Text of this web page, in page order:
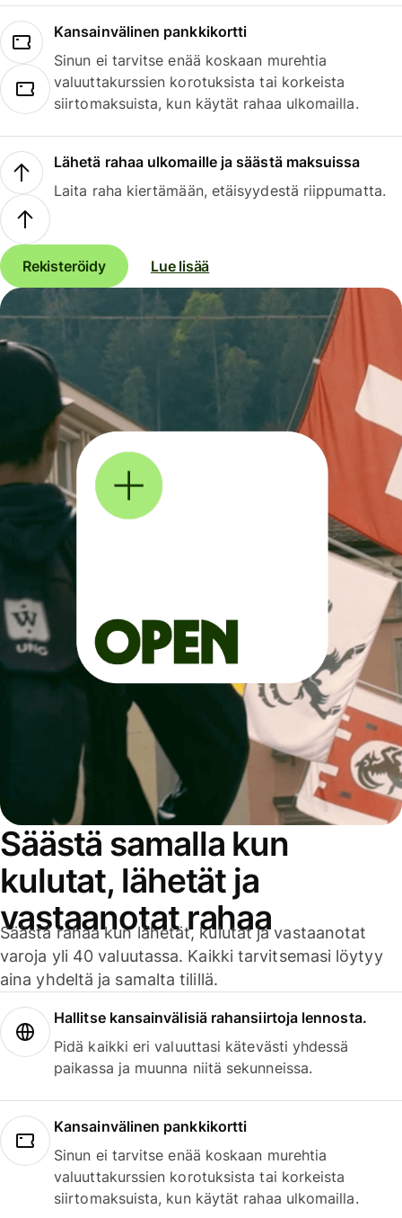
Kansainvälinen pankkikortti
Sinun ei tarvitse enää koskaan murehtia
valuuttakurssien korotuksista tai korkeista
siirtomaksuista, kun käytät rahaa ulkomailla.
Lähetä rahaa ulkomaille ja säästä maksuissa
Laita raha kiertämään, etäisyydestä riippumatta.
Rekisteröidy Lue lisää
Säästä samalla kun
kulutat, lähetät ja
vastaanotat rahaa
Säästä rahaa kun lähetät, kulutat ja vastaanotat
varoja yli 40 valuutassa. Kaikki tarvitsemasi löytyy
aina yhdeltä ja samalta tilillä.
Hallitse kansainvälisiä rahansiirtoja lennosta.
Pidä kaikki eri valuuttasi kätevästi yhdessä
paikassa ja muunna niitä sekunneissa.
Kansainvälinen pankkikortti
Sinun ei tarvitse enää koskaan murehtia
valuuttakurssien korotuksista tai korkeista
siirtomaksuista, kun käytät rahaa ulkomailla.